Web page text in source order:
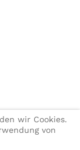
wir Cookies.
von